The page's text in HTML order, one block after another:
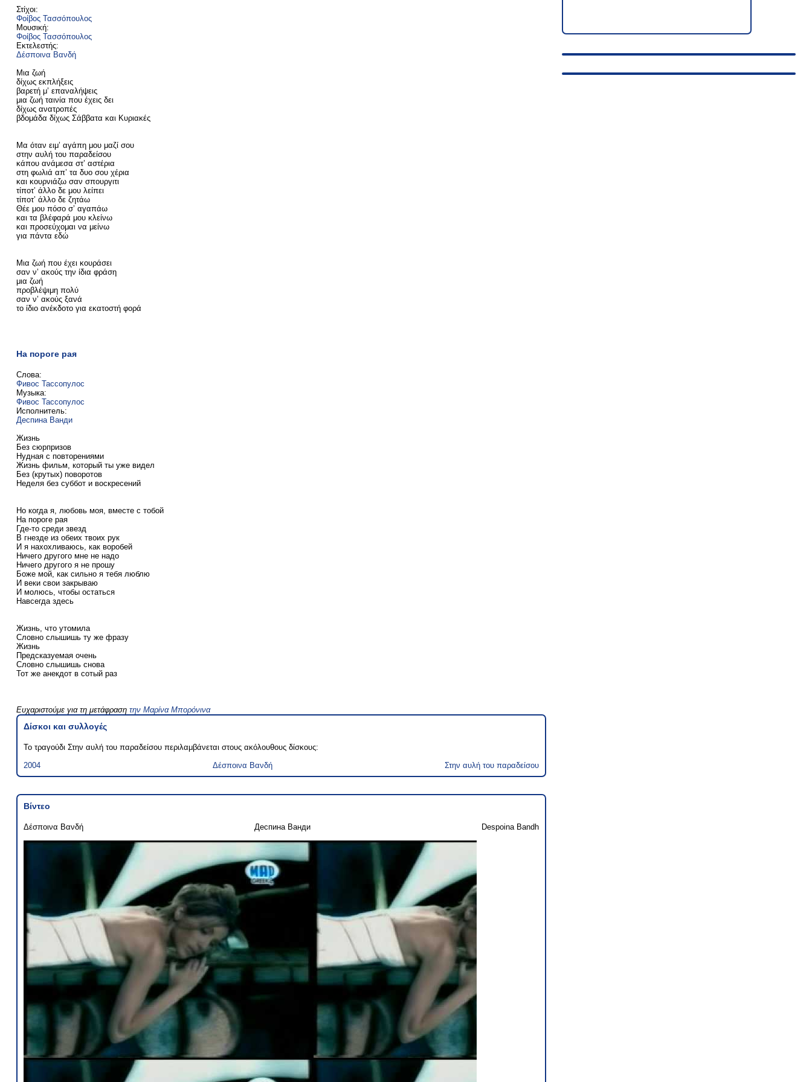
Στίχοι:
Φοίβος Τασσόπουλος
Μουσική:
Φοίβος Τασσόπουλος
Εκτελεστής:
Δέσποινα Βανδή
Μια ζωή
δίχως εκπλήξεις
βαρετή μ’ επαναλήψεις
μια ζωή ταινία που έχεις δει
δίχως ανατροπές
βδομάδα δίχως Σάββατα και Κυριακές
Μα όταν ειμ’ αγάπη μου μαζί σου
στην αυλή του παραδείσου
κάπου ανάμεσα στ’ αστέρια
στη φωλιά απ’ τα δυο σου χέρια
και κουρνιάζω σαν σπουργιτι
τίποτ’ άλλο δε μου λείπει
τίποτ’ άλλο δε ζητάω
Θέε μου πόσο σ’ αγαπάω
και τα βλέφαρά μου κλείνω
και προσεύχομαι να μείνω
για πάντα εδώ
Μια ζωή που έχει κουράσει
σαν ν’ ακούς την ίδια φράση
μια ζωή
προβλέψιμη πολύ
σαν ν’ ακούς ξανά
το ίδιο ανέκδοτο για εκατοστή φορά
На пороге рая
Слова:
Фивос Тассопулос
Музыка:
Фивос Тассопулос
Исполнитель:
Деспина Ванди
Жизнь
Без сюрпризов
Нудная с повторениями
Жизнь фильм, который ты уже видел
Без (крутых) поворотов
Неделя без суббот и воскресений
Но когда я, любовь моя, вместе с тобой
На пороге рая
Где-то среди звезд
В гнезде из обеих твоих рук
И я нахохливаюсь, как воробей
Ничего другого мне не надо
Ничего другого я не прошу
Боже мой, как сильно я тебя люблю
И веки свои закрываю
И молюсь, чтобы остаться
Навсегда здесь
Жизнь, что утомила
Словно слышишь ту же фразу
Жизнь
Предcказуемая очень
Словно слышишь снова
Тот же анекдот в сотый раз
Ευχαριστούμε για τη μετάφραση την Μαρίνα Μπορόνινα
Δίσκοι και συλλογές
Το τραγούδι Στην αυλή του παραδείσου περιλαμβάνεται στους ακόλουθους δίσκους:
2004
Δέσποινα Βανδή Στην αυλή του παραδείσου
Βίντεο
Δέσποινα Βανδή Деспина Ванди Despoina Bandh